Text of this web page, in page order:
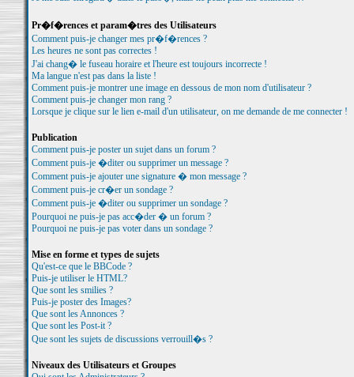
Pr�f�rences et param�tres des Utilisateurs
Comment puis-je changer mes pr�f�rences ?
Les heures ne sont pas correctes !
J'ai chang� le fuseau horaire et l'heure est toujours incorrecte !
Ma langue n'est pas dans la liste !
Comment puis-je montrer une image en dessous de mon nom d'utilisateur ?
Comment puis-je changer mon rang ?
Lorsque je clique sur le lien e-mail d'un utilisateur, on me demande de me connecter !
Publication
Comment puis-je poster un sujet dans un forum ?
Comment puis-je �diter ou supprimer un message ?
Comment puis-je ajouter une signature � mon message ?
Comment puis-je cr�er un sondage ?
Comment puis-je �diter ou supprimer un sondage ?
Pourquoi ne puis-je pas acc�der � un forum ?
Pourquoi ne puis-je pas voter dans un sondage ?
Mise en forme et types de sujets
Qu'est-ce que le BBCode ?
Puis-je utiliser le HTML?
Que sont les smilies ?
Puis-je poster des Images?
Que sont les Annonces ?
Que sont les Post-it ?
Que sont les sujets de discussions verrouill�s ?
Niveaux des Utilisateurs et Groupes